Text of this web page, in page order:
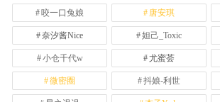
咬一口兔娘 唐安琪
奈汐酱Nice 妲己_Toxic
小仓千代w 尤蜜荟
微密圈 抖娘-利世